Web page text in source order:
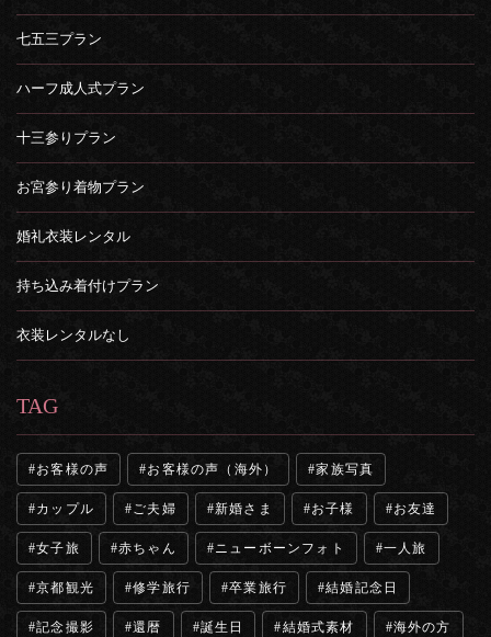
七五三プラン
ハーフ成人式プラン
十三参りプラン
お宮参り着物プラン
婚礼衣装レンタル
持ち込み着付けプラン
衣装レンタルなし
TAG
お客様の声 お客様の声（海外） 家族写真
カップル ご夫婦 新婚さま お子様 お友達
女子旅 赤ちゃん ニューボーンフォト 一人旅
京都観光 修学旅行 卒業旅行 結婚記念日
記念撮影 還暦 誕生日 結婚式素材 海外の方